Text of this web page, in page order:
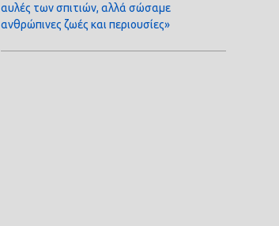
αυλές των σπιτιών, αλλά σώσαμε
ανθρώπινες ζωές και περιουσίες»